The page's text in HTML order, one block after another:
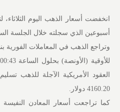
انخفضت أسعار الذهب اليوم
أسبوعين الذي سجلته خلال الجلسة
4160.20 دولار.
كما تراجعت أسعار المعادن